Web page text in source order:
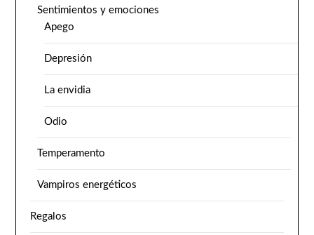
Sentimientos y emociones
Apego
Depresión
La envidia
Odio
Temperamento
Vampiros energéticos
Regalos